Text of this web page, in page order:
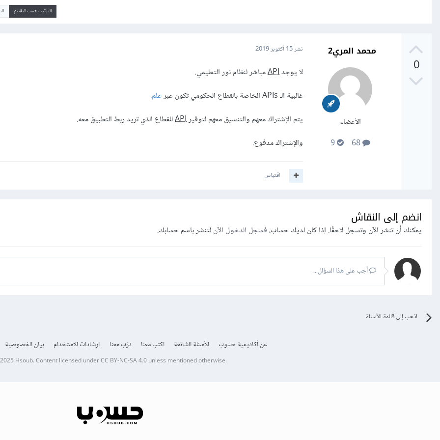
الترتيب حسب التقييم
0
محمد المري2
الأعضاء
68
9
نشر15 أكتوبر 2019
لا يوجدAPIمباشر لنظام نور التعليمي.
غالبية الـ APIs الخاصة بالقطاع الحكومي تكون عبر
علم.
يتم الإشتراك معهم والتنسيق معهم لتوفيرAPIللقطاع الذي تريد ربط التطبيق معه.
والإشتراك مدفوع.
اقتباس
انضم إلى النقاش
يمكنك أن تنشر الآن وتسجل لاحقًا. إذا كان لديك حساب،فسجل الدخول الآنلتنشر باسم حسابك.
أجب على هذا السؤال...
اذهب إلى قائمة الأسئلة
عن أكاديمية حسوب الأسئلة الشائعة اكتب معنا درّب معنا إرشادات الاستخدام بيان الخصوصية
Hsoub.Content licensed underCC BY-NC-SA 4.0unless mentioned otherwise.